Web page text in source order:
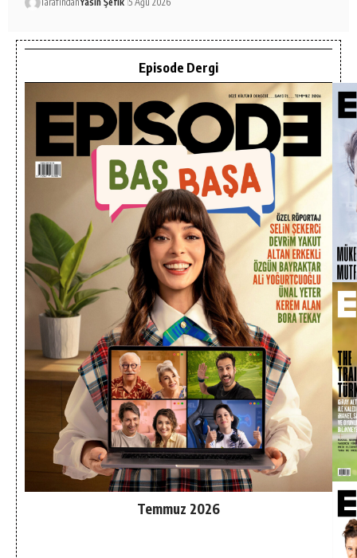
Episode Dergi
Temmuz 2026